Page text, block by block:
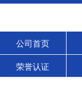
公司首页
荣誉认证